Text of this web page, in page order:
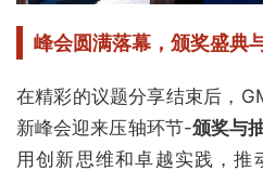
峰会圆满落幕， 颁奖盛典
在精彩的议题分享结束后，
新峰会迎来压轴环节-颁奖与
用创新思维和卓越实践，